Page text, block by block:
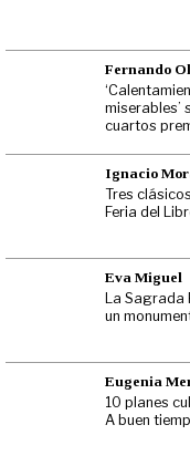
Fernando
miserables’
cuartos
Ignacio
Tres
Feria del
Eva Miguel
La Sagrada
un
Eugenia
10 planes
A buen